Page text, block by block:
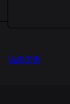
访问优势